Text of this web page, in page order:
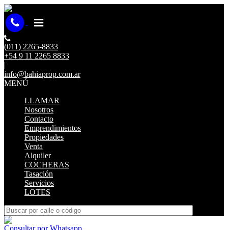
(011) 2265-8833
+54 9 11 2265 8833
|
info@bahiaprop.com.ar
MENÚ
LLAMAR
Nosotros
Contacto
Emprendimientos
Propiedades
Venta
Alquiler
COCHERAS
Tasación
Servicios
LOTES
Consultar por Whatsapp